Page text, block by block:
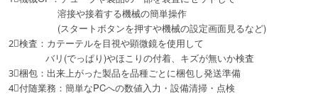
溶接や接着する機械の簡単操作
(スタートボタンを押すや機械の設定画面見るなど)
2⃣検査：カテーテルを目視や顕微鏡を使用して
バリ(でっぱり)やほこりの付着、キズが無いか検査
3⃣梱包：出来上がった製品を品種ごとに梱包し発送準備
4⃣付随業務：簡単なPCへの数値入力・設備清掃・点検